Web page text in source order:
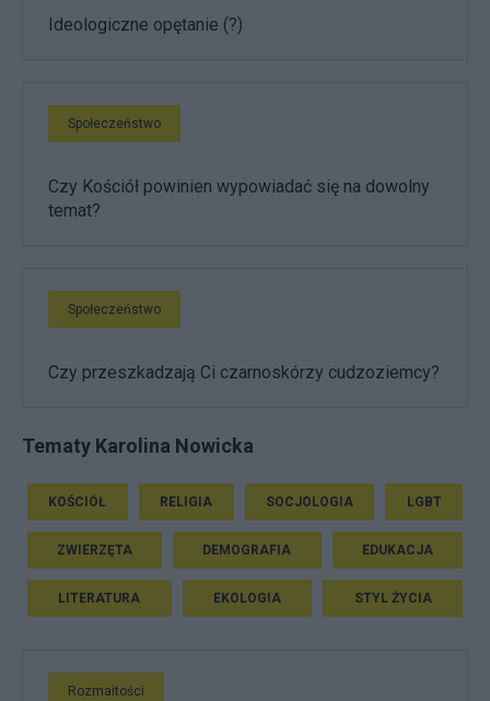
Ideologiczne opętanie (?)
Społeczeństwo
Czy Kościół powinien wypowiadać się na dowolny
temat?
Społeczeństwo
Czy przeszkadzają Ci czarnoskórzy cudzoziemcy?
Tematy Karolina Nowicka
KOŚCIÓŁ RELIGIA SOCJOLOGIA LGBT
ZWIERZĘTA DEMOGRAFIA EDUKACJA
LITERATURA EKOLOGIA STYL ŻYCIA
Rozmaitości